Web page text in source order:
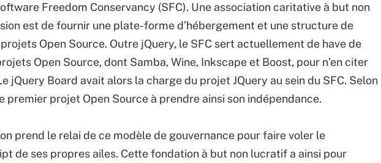
Freedom Conservancy (SFC). Une association caritative à but non
est de fournir une plate-forme d’hébergement et une structure de
Open Source. Outre jQuery, le SFC sert actuellement de have de
Open Source, dont Samba, Wine, Inkscape et Boost, pour n’en citer
jQuery Board avait alors la charge du projet JQuery au sein du SFC. Selon
premier projet Open Source à prendre ainsi son indépendance.
prend le relai de ce modèle de gouvernance pour faire voler le
de ses propres ailes. Cette fondation à but non lucratif a ainsi pour